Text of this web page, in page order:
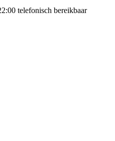
telefonisch bereikbaar